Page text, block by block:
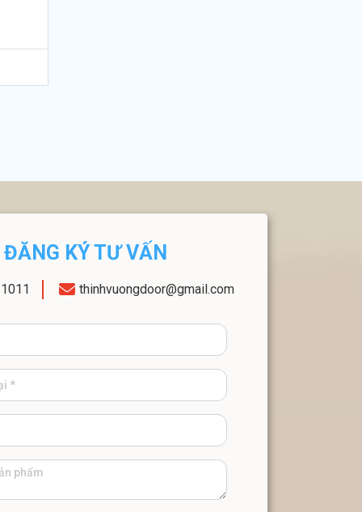
ĐĂNG KÝ TƯ VẤN
thinhvuongdoor@gmail.com